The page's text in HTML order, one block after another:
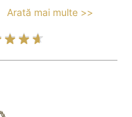
Arată mai multe >>